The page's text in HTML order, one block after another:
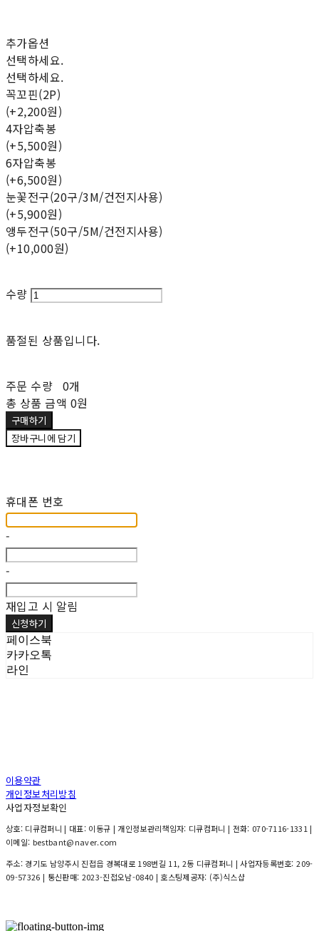
추가옵션
선택하세요.
선택하세요.
꼭꼬핀(2P)
(+2,200원)
4자압축봉
(+5,500원)
6자압축봉
(+6,500원)
눈꽃전구(20구/3M/건전지사용)
(+5,900원)
앵두전구(50구/5M/건전지사용)
(+10,000원)
수량
품절된 상품입니다.
주문 수량 0개
총 상품 금액 0원
구매하기
장바구니에 담기
휴대폰 번호
-
-
재입고 시 알림
신청하기
페이스북
카카오톡
라인
이용약관
개인정보처리방침
사업자정보확인
상호: 디큐컴퍼니 | 대표: 이동규 | 개인정보관리책임자: 디큐컴퍼니 | 전화: 070-7116-1331 |
이메일: bestbant@naver.com
주소: 경기도 남양주시 진접읍 경복대로 198번길 11, 2동 디큐컴퍼니 | 사업자등록번호:209-
09-57326 | 통신판매: 2023-진접오남-0840 | 호스팅제공자: (주)식스샵